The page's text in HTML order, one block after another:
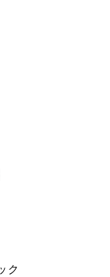
ク